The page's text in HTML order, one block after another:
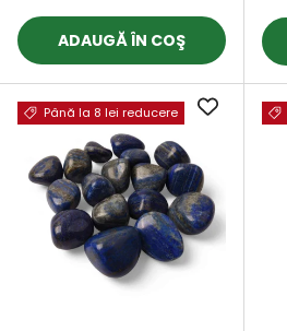
ADAUGĂ ÎN COŞ
Până la 8 lei reducere